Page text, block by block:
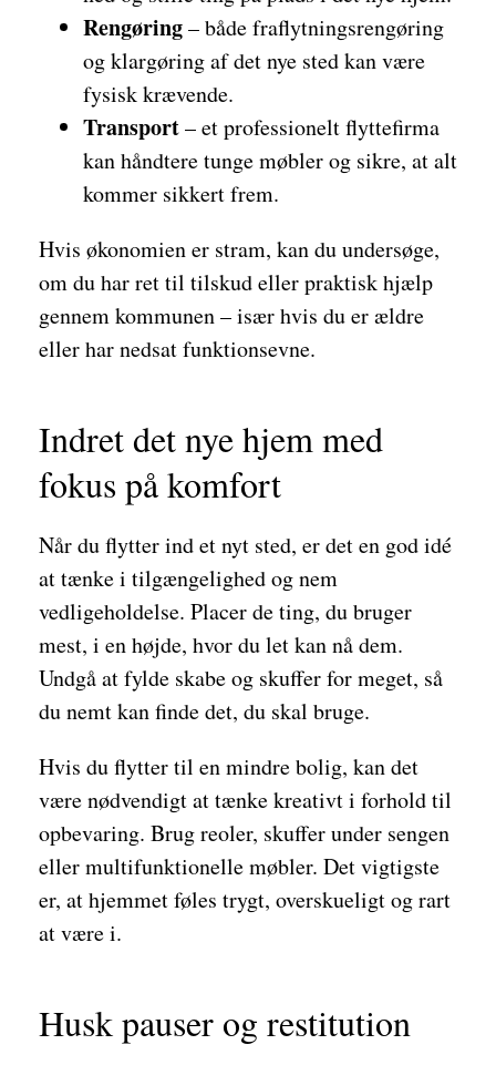
Rengøring– både fraflytningsrengøring
og klargøring af det nye sted kan være
fysisk krævende.
Transport– et professionelt flyttefirma
kan håndtere tunge møbler og sikre, at alt
kommer sikkert frem.
Hvis økonomien er stram, kan du undersøge,
om du har ret til tilskud eller praktisk hjælp
gennem kommunen – især hvis du er ældre
eller har nedsat funktionsevne.
Indret det nye hjem med
fokus på komfort
Når du flytter ind et nyt sted, er det en god idé
at tænke i tilgængelighed og nem
vedligeholdelse. Placer de ting, du bruger
mest, i en højde, hvor du let kan nå dem.
Undgå at fylde skabe og skuffer for meget, så
du nemt kan finde det, du skal bruge.
Hvis du flytter til en mindre bolig, kan det
være nødvendigt at tænke kreativt i forhold til
opbevaring. Brug reoler, skuffer under sengen
eller multifunktionelle møbler. Det vigtigste
er, at hjemmet føles trygt, overskueligt og rart
at være i.
Husk pauser og restitution